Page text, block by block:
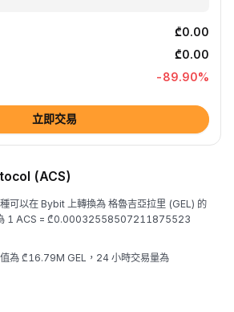
₾0.00
₾0.00
-89.90%
立即交易
(ACS)
以在 Bybit 上轉換為 格魯吉亞拉里 (GEL) 的
1 ACS = ₾0.00032558507211875523
為 ₾16.79M GEL，24 小時交易量為